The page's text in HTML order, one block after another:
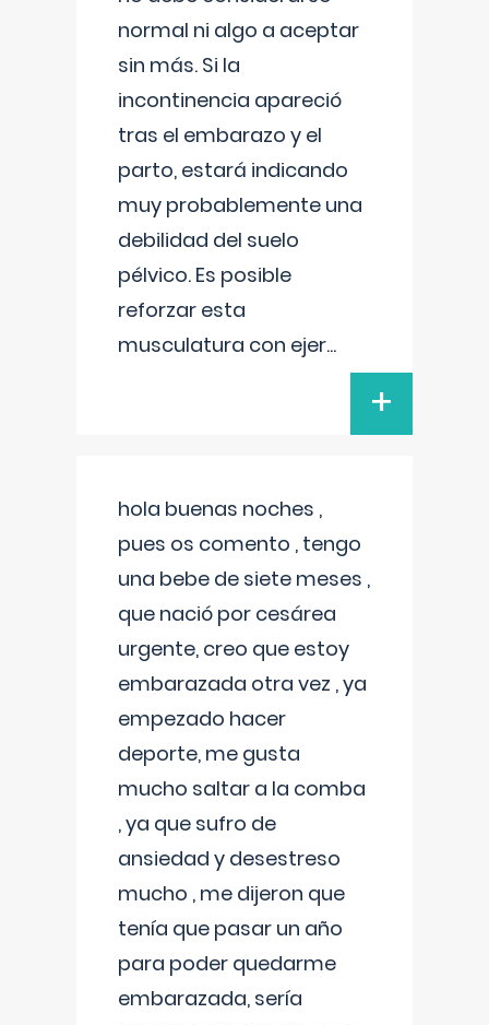
normal ni algo a aceptar
sin más. Si la
incontinencia apareció
tras el embarazo y el
parto, estará indicando
muy probablemente una
debilidad del suelo
pélvico. Es posible
reforzar esta
musculatura con ejer...
+
hola buenas noches ,
pues os comento , tengo
una bebe de siete meses ,
que nació por cesárea
urgente, creo que estoy
embarazada otra vez , ya
empezado hacer
deporte, me gusta
mucho saltar a la comba
, ya que sufro de
ansiedad y desestreso
mucho , me dijeron que
tenía que pasar un año
para poder quedarme
embarazada, sería